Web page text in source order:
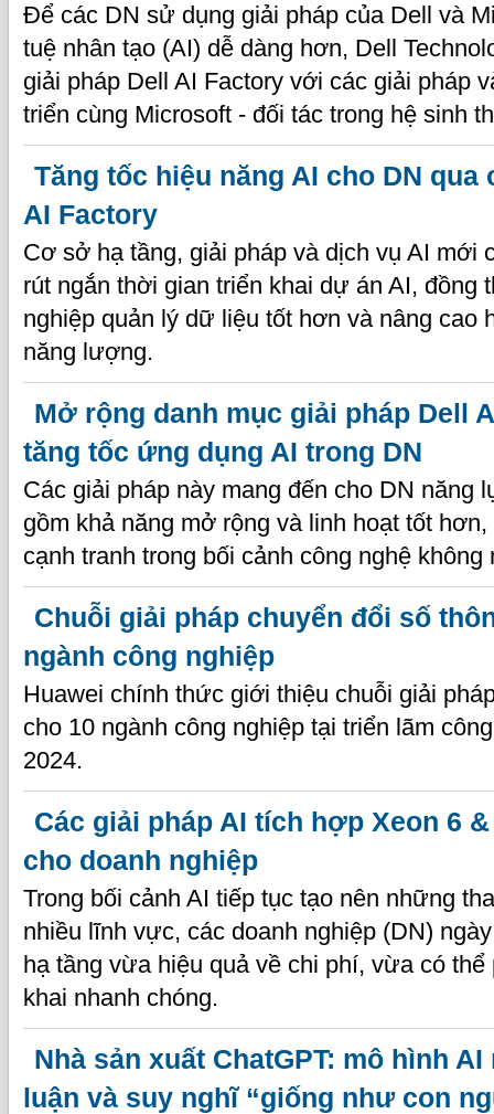
Để các DN sử dụng giải pháp của Dell và
tuệ nhân tạo (AI) dễ dàng hơn, Dell
giải pháp Dell AI Factory với các giải pháp
triển cùng Microsoft - đối tác trong hệ sinh
Tăng tốc hiệu năng AI cho DN qua
AI Factory
Cơ sở hạ tầng, giải pháp và dịch vụ AI mới
rút ngắn thời gian triển khai dự án AI, đồng
nghiệp quản lý dữ liệu tốt hơn và nâng cao
năng lượng.
Mở rộng danh mục giải pháp Dell
tăng tốc ứng dụng AI trong DN
Các giải pháp này mang đến cho DN năng
gồm khả năng mở rộng và linh hoạt tốt
cạnh tranh trong bối cảnh công nghệ
Chuỗi giải pháp chuyển đổi số
ngành công nghiệp
Huawei chính thức giới thiệu chuỗi giải
cho 10 ngành công nghiệp tại triển lãm
2024.
Các giải pháp AI tích hợp Xeon 6
cho doanh nghiệp
Trong bối cảnh AI tiếp tục tạo nên những
nhiều lĩnh vực, các doanh nghiệp (DN)
hạ tầng vừa hiệu quả về chi phí, vừa có thể
khai nhanh chóng.
Nhà sản xuất ChatGPT: mô hình
luận và suy nghĩ “giống như con